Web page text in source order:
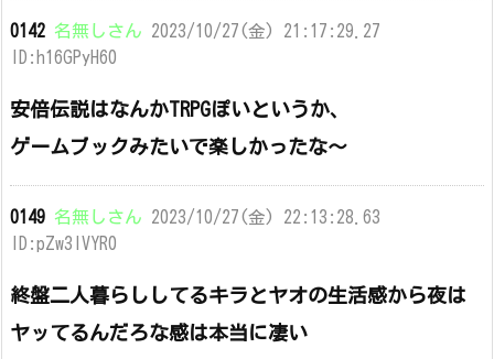
0142 名無しさん 2023/10/27(金) 21:17:29.27
ID:h16GPyH60
安倍伝説はなんかTRPGぽいというか、
ゲームブックみたいで楽しかったな～
0149 名無しさん 2023/10/27(金) 22:13:28.63
ID:pZw3IVYR0
終盤二人暮らししてるキラとヤオの生活感から夜は
ヤッてるんだろな感は本当に凄い